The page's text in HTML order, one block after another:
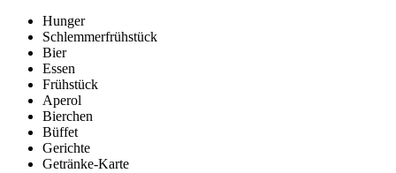
Hunger
Schlemmerfrühstück
Bier
Essen
Frühstück
Aperol
Bierchen
Büffet
Gerichte
Getränke-Karte